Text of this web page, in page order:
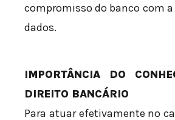
compromisso do banco com
dados.
IMPORTÂNCIA DO
DIREITO BANCÁRIO
Para atuar efetivamente no